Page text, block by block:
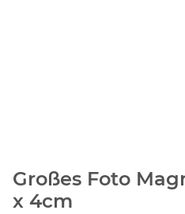
Großes Foto
x 4cm